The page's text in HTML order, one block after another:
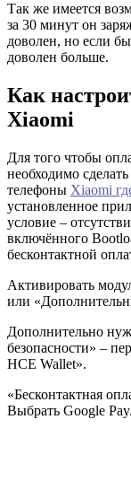
Так же имеется
за 30 минут он
доволен, но если
доволен больше.
Как
Xiaomi
Для того чтобы
необходимо
телефоны Xiaomi
установленное
условие –
включённого
бесконтактной
Активировать
или
Дополнительно
безопасности» –
HCE Wallet».
«Бесконтактная
Выбрать Google Pay.